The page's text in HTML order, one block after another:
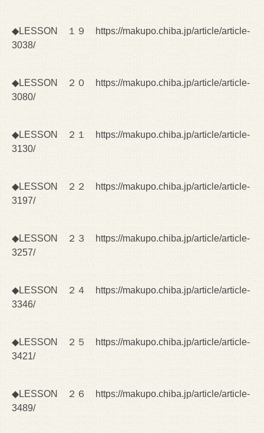
◆LESSON １９
https://makupo.chiba.jp/article/article-
3038/
◆LESSON ２０
https://makupo.chiba.jp/article/article-
3080/
◆LESSON ２１
https://makupo.chiba.jp/article/article-
3130/
◆LESSON ２２https://makupo.chiba.jp/article/article-
3197/
◆LESSON ２３
https://makupo.chiba.jp/article/article-
3257/
◆LESSON ２４
https://makupo.chiba.jp/article/article-
3346/
◆LESSON ２５
https://makupo.chiba.jp/article/article-
3421/
◆LESSON ２６
https://makupo.chiba.jp/article/article-
3489/